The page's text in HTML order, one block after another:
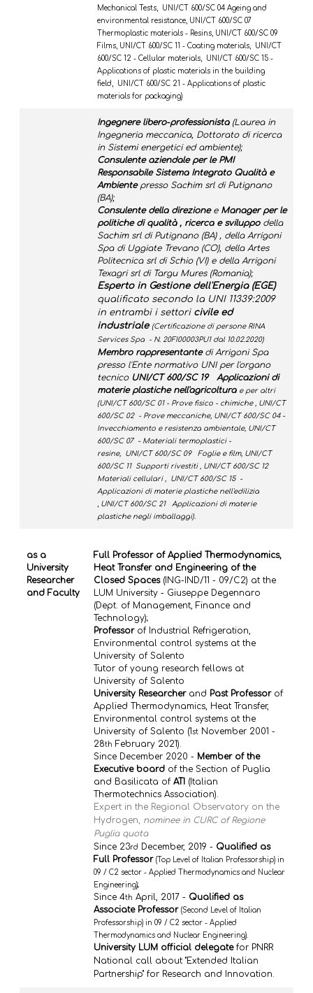
Mechanical Tests, UNI/CT 600/SC 04 Ageing and
environmental resistance, UNI/CT 600/SC 07
Thermoplastic materials - Resins, UNI/CT 600/SC 09
Films, UNI/CT 600/SC 11 - Coating materials, UNI/CT
600/SC 12 - Cellular materials, UNI/CT 600/SC 15 -
Applications of plastic materials in the building
field, UNI/CT 600/SC 21 - Applications of plastic
materials for packaging)
Ingegnere libero-professionista (Laurea in
Ingegneria meccanica, Dottorato di ricerca
in Sistemi energetici ed ambiente);
Consulente aziendale per le PMI
Responsabile Sistema Integrato Qualità e
Ambiente presso Sachim srl di Putignano
(BA);
Consulente della direzionee Manager per le
politiche di qualità , ricerca e sviluppo della
Sachim srl di Putignano (BA) , della Arrigoni
Spa di Uggiate Trevano (CO), della Artes
Politecnica srl di Schio (VI) e della Arrigoni
Texagri srl di Targu Mures (Romania);
Esperto in Gestione dell'Energia (EGE)
qualificato secondo la UNI 11339:2009
in entrambi i settori civile ed
industriale (Certificazione di persone RINA
Services Spa - N. 20FI00003PU1​ dal 10.02.2020)
Membro rappresentantedi Arrigoni Spa
presso l'Ente normativo UNI per l'organo
tecnico UNI/CT 600/SC 19 Applicazioni di
materie plastiche nell'agricoltura e per altri
(UNI/CT 600/SC 01 - Prove fisico - chimiche ,
UNI/CT
600/SC 02 - Prove meccaniche, UNI/CT 600/SC 04 -
Invecchiamento e resistenza ambientale, UNI/CT
600/SC 07 - Materiali termoplastici -
resine,
UNI/CT 600/SC 09 Foglie e film, UNI/CT
600/SC 11 Supporti rivestiti ,
UNI/CT 600/SC 12
Materiali cellulari ,
UNI/CT 600/SC 15 -
Applicazioni di materie plastiche nell'edilizia
UNI/CT 600/SC 21 Applicazioni di materie
plastiche negli imballaggi).
as a
University
Researcher
and Faculty
Full Professor of Applied Thermodynamics,
Heat Transfer and Engineering of the
Closed Spaces(ING-IND/11 - 09/C2) at the
LUM University - Giuseppe Degennaro
(Dept. of Management, Finance and
Technology);
Professorof Industrial Refrigeration,
Environmental control systems at the
University of Salento
Tutor of young research fellows at
University of Salento
University Researcher and Past Professorof
Applied Thermodynamics, Heat Transfer,
Environmental control systems at the
University of Salento (1st November 2001 -
28th February 2021).
Since December 2020 - Member of the
Executive board of the Section of Puglia
and Basilicata of ATI (Italian
Thermotechnics Association).
Expert in the Regional Observatory on the
Hydrogen, nominee in CURC of Regione
Puglia quota
Since 23rd December, 2019 - Qualified as
Full Professor (Top Level of Italian Professorship) in
09 / C2 sector - Applied Thermodynamics and Nuclear
Engineering);
Since 4th April, 2017 - Qualified as
Associate Professor (Second Level of Italian
Professorship) in 09 / C2 sector - Applied
Thermodynamics and Nuclear Engineering).
University LUM official delegatefor PNRR
National call about "Extended Italian
Partnership" for Research and Innovation.